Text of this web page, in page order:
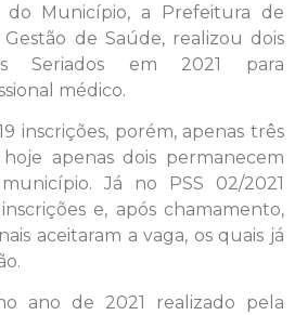
do Município, a Prefeitura de
Gestão de Saúde, realizou dois
Seriados em 2021 para
médico.
inscrições, porém, apenas três
apenas dois permanecem
Já no PSS 02/2021
e, após chamamento,
aceitaram a vaga, os quais já
ano de 2021 realizado pela